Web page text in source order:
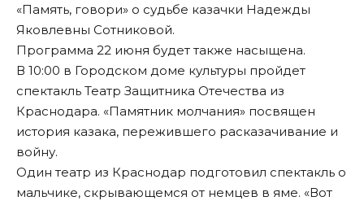
«Память, говори» о судьбе казачки Надежды
Яковлевны Сотниковой.
Программа 22 июня будет также насыщена.
В 10:00 в Городском доме культуры пройдет
спектакль Театр Защитника Отечества из
Краснодара. «Памятник молчания» посвящен
история казака, пережившего расказачивание и
войну.
Один театр из Краснодар подготовил спектакль о
мальчике, скрывающемся от немцев в яме. «Вот